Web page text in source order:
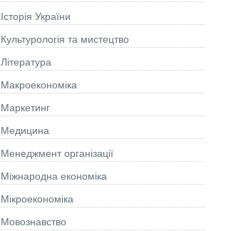
Історія України
Культурологія та мистецтво
Літературa
Макроекономіка
Маркетинг
Медицина
Менеджмент організації
Міжнародна економіка
Мікроекономіка
Мовознавство